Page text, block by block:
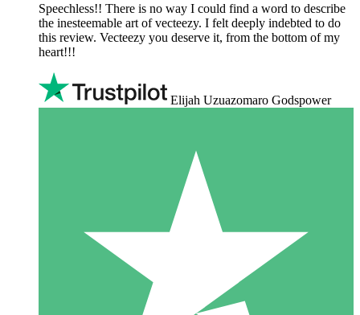
Speechless!! There is no way I could find a word to describe
the inesteemable art of vecteezy. I felt deeply indebted to do
this review. Vecteezy you deserve it, from the bottom of my
heart!!!
Elijah Uzuazomaro Godspower